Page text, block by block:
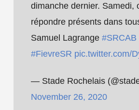
dimanche dernier. Samedi,
répondre présents dans
Samuel Lagrange #SRCAB
#FievreSR pic.twitter.com/
— Stade Rochelais
November 26, 2020